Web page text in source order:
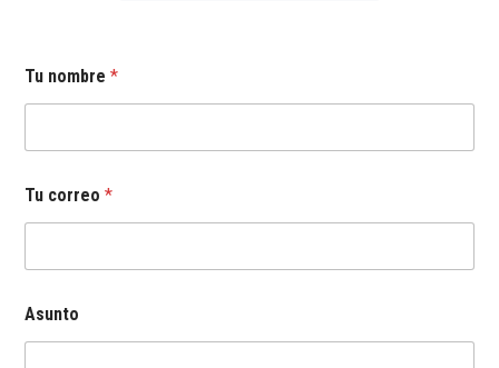
Tu nombre *
Tu correo *
o
m
Asunto